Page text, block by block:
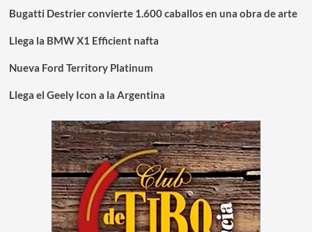
Bugatti Destrier convierte 1.600 caballos en una obra de arte
Llega la BMW X1 Efficient nafta
Nueva Ford Territory Platinum
Llega el Geely Icon a la Argentina